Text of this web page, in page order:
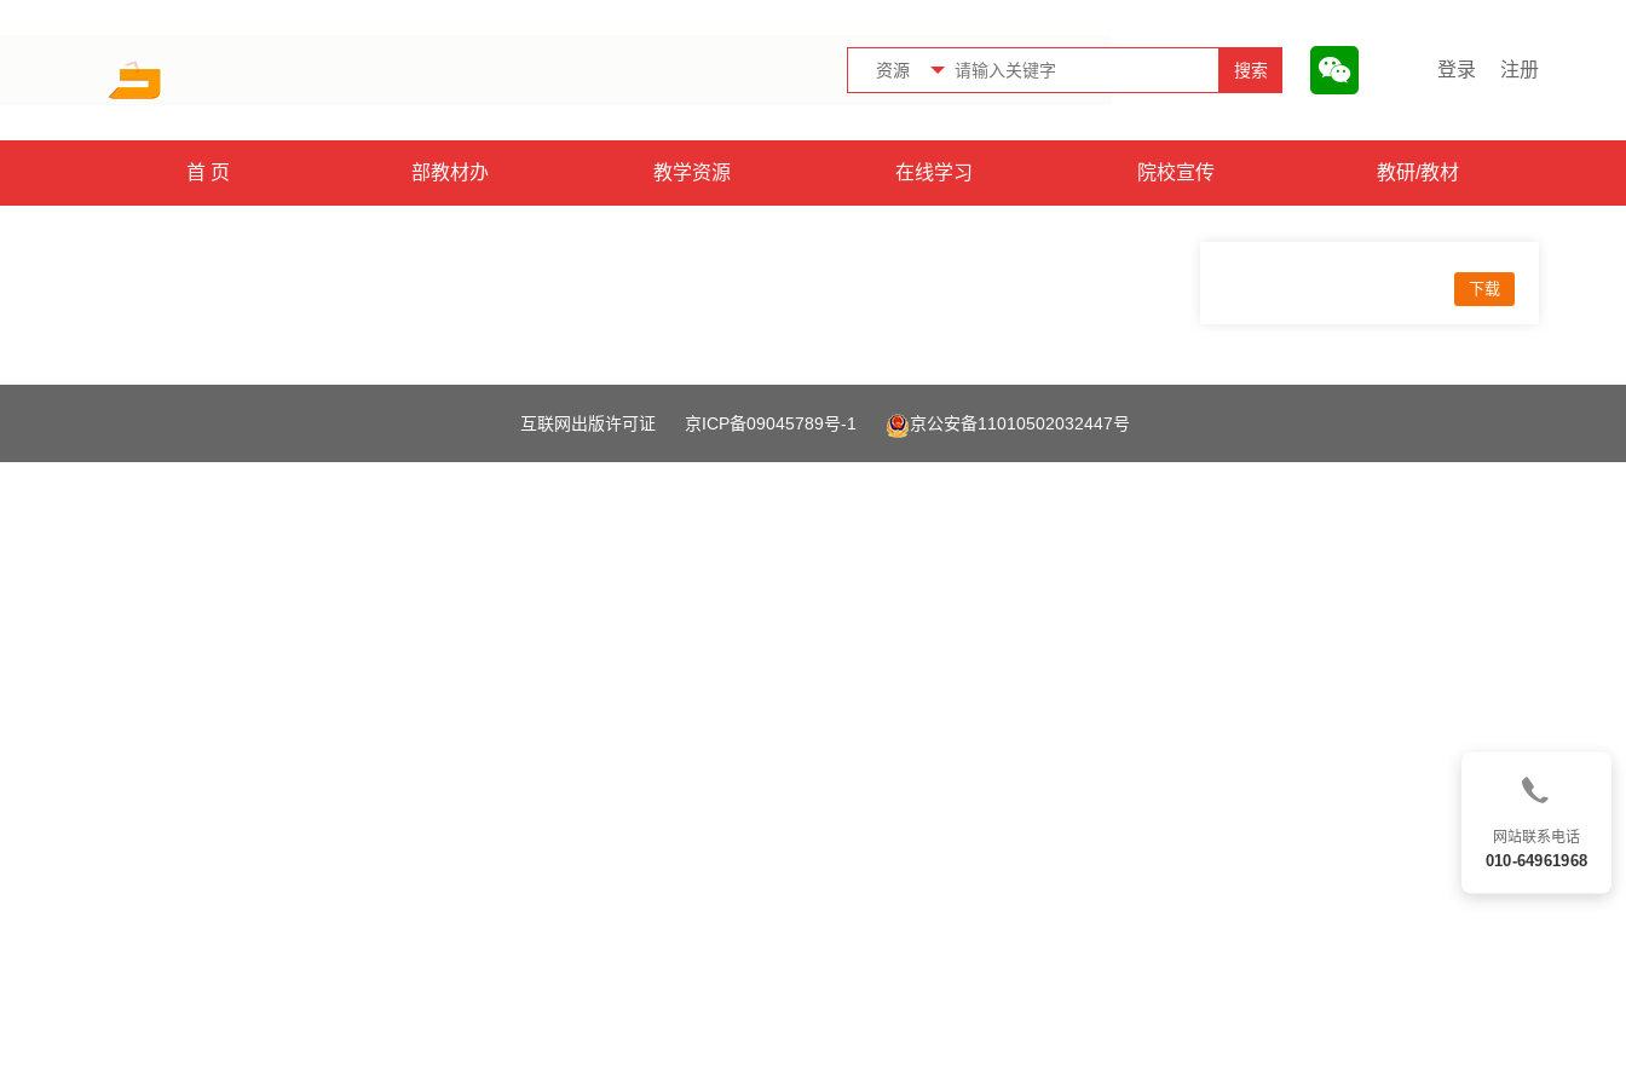
登录 注册
资源
首 页 部教材办 教学资源 在线学习 院校宣传 教研/教材
下载
互联网出版许可证 京ICP备09045789号-1 京公安备11010502032447号
网站联系电话
010-64961968